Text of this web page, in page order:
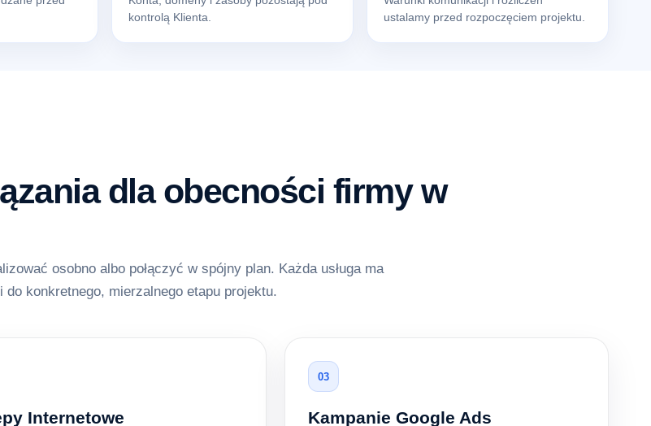
kontrolą Klienta.
ustalamy przed rozpoczęciem projektu.
dla obecności firmy w
osobno albo połączyć w spójny plan. Każda usługa ma
konkretnego, mierzalnego etapu projektu.
Internetowe
03
Kampanie Google Ads